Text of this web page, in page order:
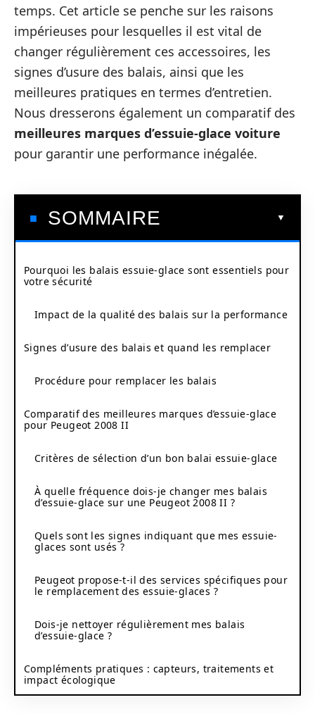
temps. Cet article se penche sur les raisons
impérieuses pour lesquelles il est vital de
changer régulièrement ces accessoires, les
signes d’usure des balais, ainsi que les
meilleures pratiques en termes d’entretien.
Nous dresserons également un comparatif des
meilleures marques d’essuie-glace voiture
pour garantir une performance inégalée.
SOMMAIRE
Pourquoi les balais essuie-glace sont essentiels pour
votre sécurité
Impact de la qualité des balais sur la performance
Signes d’usure des balais et quand les remplacer
Procédure pour remplacer les balais
Comparatif des meilleures marques d’essuie-glace
pour Peugeot 2008 II
Critères de sélection d’un bon balai essuie-glace
À quelle fréquence dois-je changer mes balais
d’essuie-glace sur une Peugeot 2008 II ?
Quels sont les signes indiquant que mes essuie-
glaces sont usés ?
Peugeot propose-t-il des services spécifiques pour
le remplacement des essuie-glaces ?
Dois-je nettoyer régulièrement mes balais
d’essuie-glace ?
Compléments pratiques : capteurs, traitements et
impact écologique